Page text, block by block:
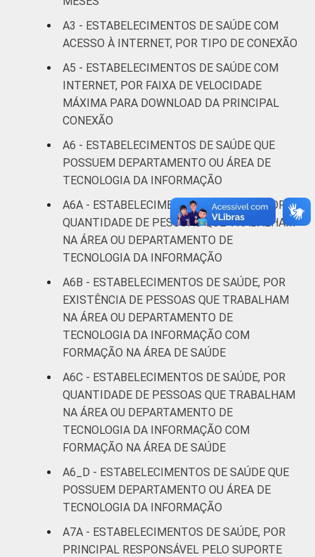
LOCALIZAÇÃO Capital 57
Interior 32
Fonte: CGI/NIC.br, Centro Regional de
Estudos para o Desenvolvimento da
Sociedade da Informação (Cetic.br),
Pesquisa sobre o uso das tecnologias de
informação e comunicação nos
Saúde 2021. ¹Cada item apresentado se
refere apenas aos resultados da alternativa
'sim'.
A3 - ESTABELECIMENTOS DE SAÚDE COM
ACESSO À INTERNET, POR TIPO DE CONEXÃO
A5 - ESTABELECIMENTOS DE SAÚDE COM
INTERNET, POR FAIXA DE VELOCIDADE
MÁXIMA PARA DOWNLOAD DA PRINCIPAL
CONEXÃO
A6 - ESTABELECIMENTOS DE SAÚDE QUE
POSSUEM DEPARTAMENTO OU ÁREA DE
TECNOLOGIA DA INFORMAÇÃO
A6A - ESTABELECIMENTOS DE SAÚDE, POR
QUANTIDADE DE PESSOAS QUE TRABALHAM
NA ÁREA OU DEPARTAMENTO DE
TECNOLOGIA DA INFORMAÇÃO
A6B - ESTABELECIMENTOS DE SAÚDE, POR
EXISTÊNCIA DE PESSOAS QUE TRABALHAM
NA ÁREA OU DEPARTAMENTO DE
TECNOLOGIA DA INFORMAÇÃO COM
FORMAÇÃO NA ÁREA DE SAÚDE
A6C - ESTABELECIMENTOS DE SAÚDE, POR
QUANTIDADE DE PESSOAS QUE TRABALHAM
NA ÁREA OU DEPARTAMENTO DE
TECNOLOGIA DA INFORMAÇÃO COM
FORMAÇÃO NA ÁREA DE SAÚDE
A6_D - ESTABELECIMENTOS DE SAÚDE QUE
POSSUEM DEPARTAMENTO OU ÁREA DE
TECNOLOGIA DA INFORMAÇÃO
A7A - ESTABELECIMENTOS DE SAÚDE, POR
PRINCIPAL RESPONSÁVEL PELO SUPORTE